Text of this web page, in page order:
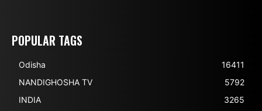
POPULAR TAGS
Odisha
16411
NANDIGHOSHA TV
5792
INDIA
3265